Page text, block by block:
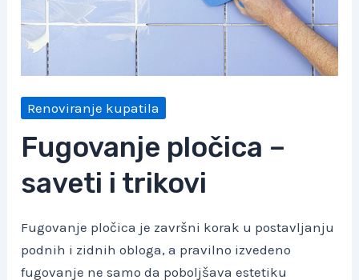
Renoviranje kupatila
Fugovanje pločica –
saveti i trikovi
Fugovanje pločica je završni korak u postavljanju
podnih i zidnih obloga, a pravilno izvedeno
fugovanje ne samo da poboljšava estetiku